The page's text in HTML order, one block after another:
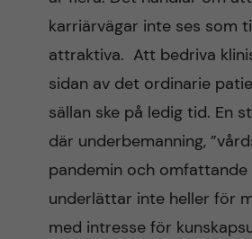
karriärvägar inte ses som
attraktiva. Att bedriva
sidan av det ordinarie
sällan ske på ledig tid. En
där underbemanning,
pandemin och
underlättar inte heller för
med intresse för